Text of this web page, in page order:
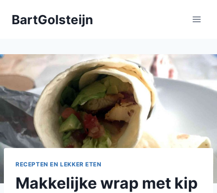
naarBartGolsteijn
RECEPTEN EN LEKKER ETEN
Makkelijke wrap met kip